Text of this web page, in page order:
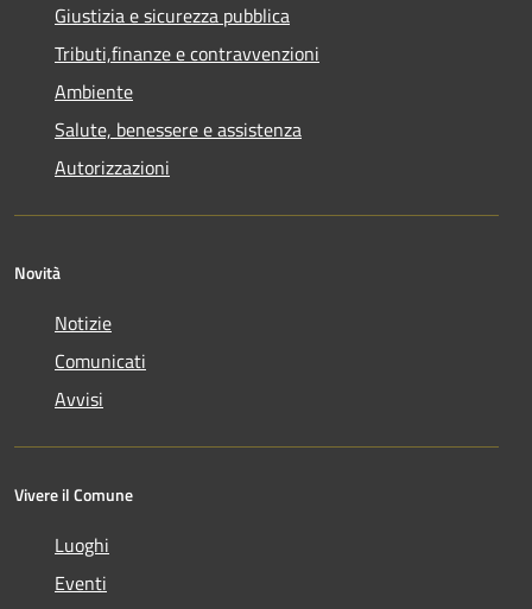
Giustizia e sicurezza pubblica
Tributi,finanze e contravvenzioni
Ambiente
Salute, benessere e assistenza
Autorizzazioni
Novità
Notizie
Comunicati
Avvisi
Vivere il Comune
Luoghi
Eventi